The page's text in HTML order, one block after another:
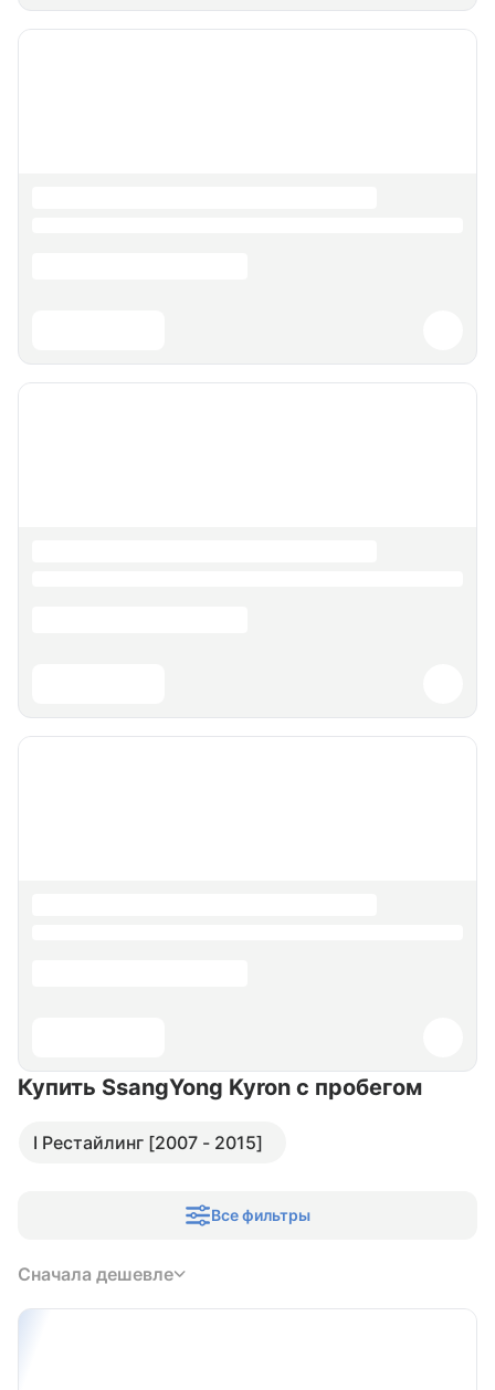
Купить SsangYong Kyron с пробегом
I Рестайлинг [2007 - 2015]
Все фильтры
Сначала дешевле